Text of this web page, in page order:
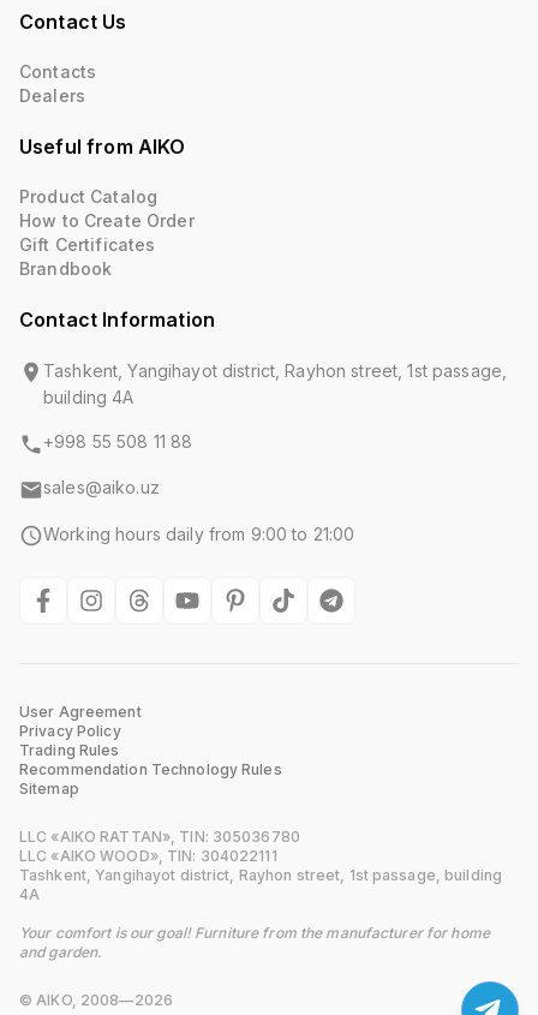
Contact Us
Contacts
Dealers
Useful from AIKO
Product Catalog
How to Create Order
Gift Certificates
Brandbook
Contact Information
Tashkent, Yangihayot district, Rayhon street, 1st passage,
building 4A
+998 55 508 11 88
sales@aiko.uz
Working hours daily from 9:00 to 21:00
User Agreement
Privacy Policy
Trading Rules
Recommendation Technology Rules
Sitemap
LLC «AIKO RATTAN», TIN: 305036780
LLC «AIKO WOOD», TIN: 304022111
Tashkent, Yangihayot district, Rayhon street, 1st passage, building
4A
Your comfort is our goal! Furniture from the manufacturer for home
and garden.
© AIKO, 2008—2026